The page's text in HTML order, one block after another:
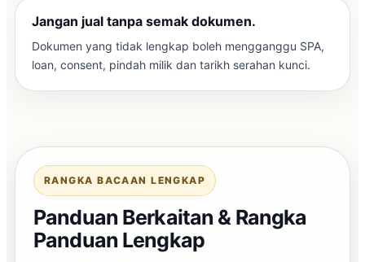
Jangan jual tanpa semak dokumen.
Dokumen yang tidak lengkap boleh mengganggu SPA,
loan, consent, pindah milik dan tarikh serahan kunci.
RANGKA BACAAN LENGKAP
Panduan Berkaitan & Rangka
Panduan Lengkap